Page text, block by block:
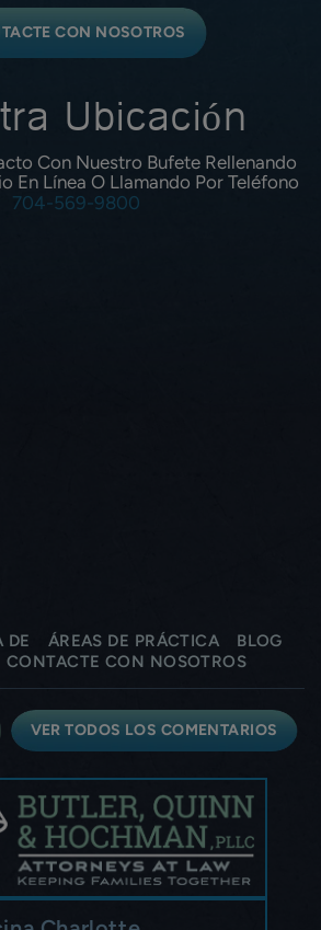
CON NOSOTROS
Con Nuestro Bufete Rellenando
En Línea O Llamando Por Teléfono
704-569-9800
Ubicación
DE ÁREAS DE PRÁCTICA
BLOG
CONTACTE CON NOSOTROS
VER TODOS LOS COMENTARIOS